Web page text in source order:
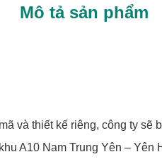
Mô tả sản phẩm
và thiết kế riêng, công ty sẽ
A10 Nam Trung Yên – Yên